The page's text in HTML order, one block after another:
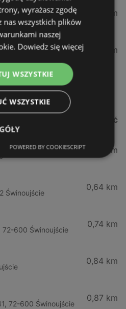
57,43 km
58,59 km
w pobliżu
ODLEGŁOŚĆ
0,23 km
Świnoujście
0,64 km
72-600 Świnoujście
0,74 km
0,84 km
72-600 Świnoujście
0,87 km
wyrażasz zgodę
nas wszystkich plików
naszej
Dowiedz się więcej
WSZYSTKIE
WSZYSTKIE
POWERED BY COOKIESCRIPT